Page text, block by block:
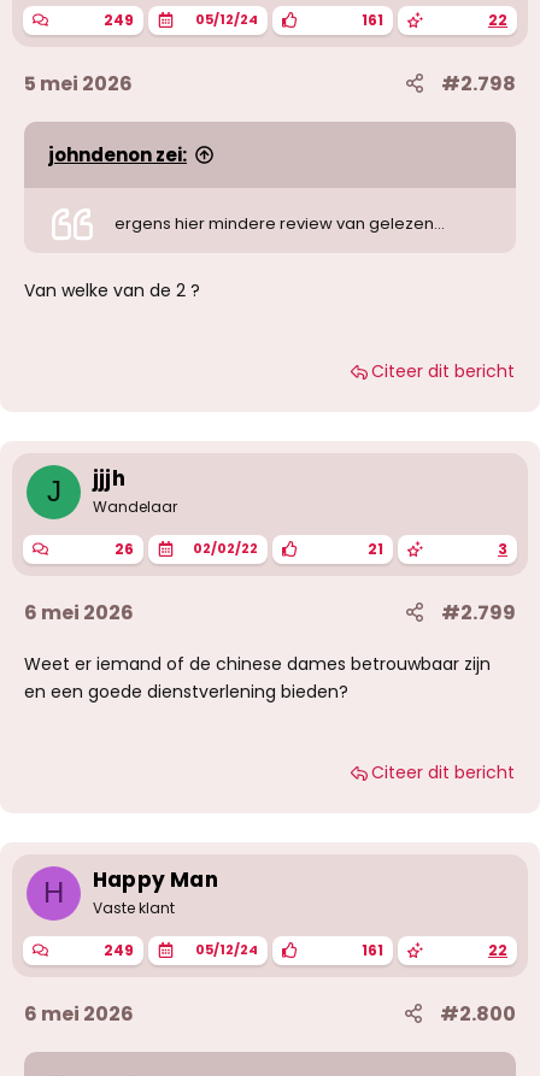
249 05/12/24 161 22
5 mei 2026 #2.798
johndenon zei:
ergens hier mindere review van gelezen...
Van welke van de 2 ?
Citeer dit bericht
J jjjh
Wandelaar
26 02/02/22 21 3
6 mei 2026 #2.799
Weet er iemand of de chinese dames betrouwbaar zijn
en een goede dienstverlening bieden?
Citeer dit bericht
H Happy Man
Vaste klant
249 05/12/24 161 22
6 mei 2026 #2.800